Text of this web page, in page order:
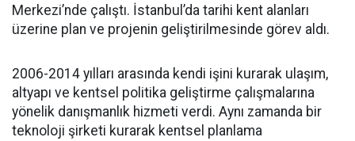
Merkezi’nde çalıştı. İstanbul’da tarihi kent alanları
üzerine plan ve projenin geliştirilmesinde görev aldı.
2006-2014 yılları arasında kendi işini kurarak ulaşım,
altyapı ve kentsel politika geliştirme çalışmalarına
yönelik danışmanlık hizmeti verdi. Aynı zamanda bir
teknoloji şirketi kurarak kentsel planlama